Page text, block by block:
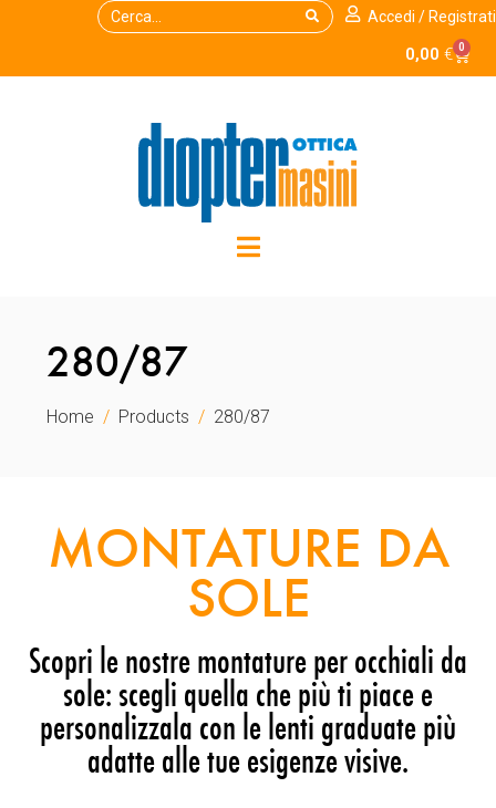
Accedi / Registrati
0,00 € 0
280/87
Home Products 280/87
MONTATURE DA
SOLE
Scopri le nostre montature per occhiali da
sole: scegli quella che più ti piace e
personalizzala con le lenti graduate più
adatte alle tue esigenze visive.